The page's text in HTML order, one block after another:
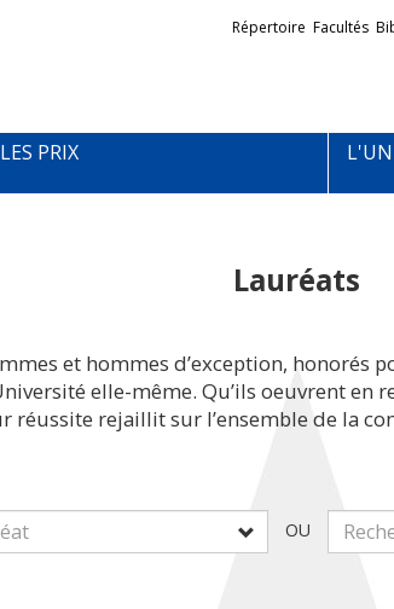
Liens
externes
Répertoire Facultés
LES PRIX
Lauréats
et hommes d’exception, honorés
elle-même. Qu’ils oeuvrent en
réussite rejaillit sur l’ensemble de la
OU